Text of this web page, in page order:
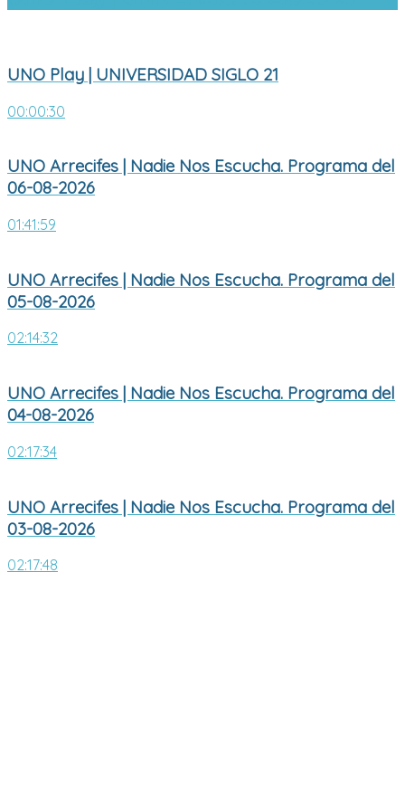
UNO Play | UNIVERSIDAD SIGLO 21
00:00:30
UNO Arrecifes | Nadie Nos Escucha. Programa del
06-08-2026
01:41:59
UNO Arrecifes | Nadie Nos Escucha. Programa del
05-08-2026
02:14:32
UNO Arrecifes | Nadie Nos Escucha. Programa del
04-08-2026
02:17:34
UNO Arrecifes | Nadie Nos Escucha. Programa del
03-08-2026
02:17:48